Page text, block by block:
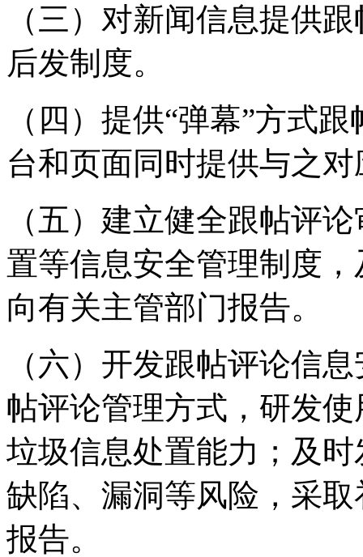
（三）对新闻信息提供
后发制度。
（四）提供“弹幕”方式
台和页面同时提供与之
（五）建立健全跟帖评
置等信息安全管理制度
向有关主管部门报告。
（六）开发跟帖评论信
帖评论管理方式，研发
垃圾信息处置能力；及
缺陷、漏洞等风险，采
报告。